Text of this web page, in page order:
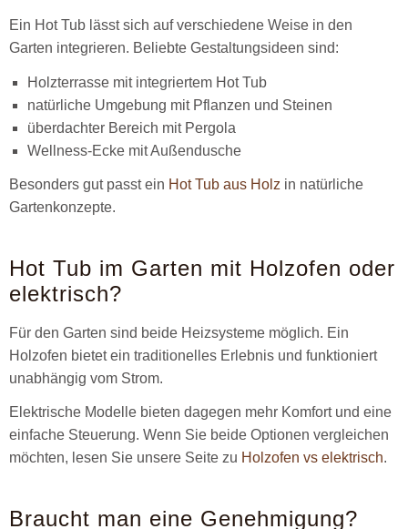
Ein Hot Tub lässt sich auf verschiedene Weise in den
Garten integrieren. Beliebte Gestaltungsideen sind:
Holzterrasse mit integriertem Hot Tub
natürliche Umgebung mit Pflanzen und Steinen
überdachter Bereich mit Pergola
Wellness-Ecke mit Außendusche
Besonders gut passt ein Hot Tub aus Holz in natürliche
Gartenkonzepte.
Hot Tub im Garten mit Holzofen oder
elektrisch?
Für den Garten sind beide Heizsysteme möglich. Ein
Holzofen bietet ein traditionelles Erlebnis und funktioniert
unabhängig vom Strom.
Elektrische Modelle bieten dagegen mehr Komfort und eine
einfache Steuerung. Wenn Sie beide Optionen vergleichen
möchten, lesen Sie unsere Seite zu Holzofen vs elektrisch.
Braucht man eine Genehmigung?